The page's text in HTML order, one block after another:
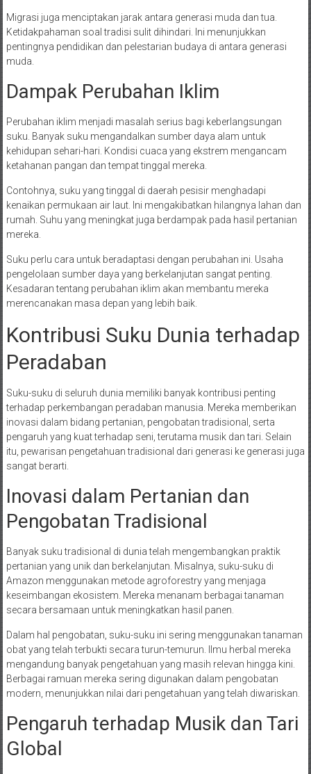
Migrasi juga menciptakan jarak antara generasi muda dan tua.
Ketidakpahaman soal tradisi sulit dihindari. Ini menunjukkan
pentingnya pendidikan dan pelestarian budaya di antara generasi
muda.
Dampak Perubahan Iklim
Perubahan iklim menjadi masalah serius bagi keberlangsungan
suku. Banyak suku mengandalkan sumber daya alam untuk
kehidupan sehari-hari. Kondisi cuaca yang ekstrem mengancam
ketahanan pangan dan tempat tinggal mereka.
Contohnya, suku yang tinggal di daerah pesisir menghadapi
kenaikan permukaan air laut. Ini mengakibatkan hilangnya lahan dan
rumah. Suhu yang meningkat juga berdampak pada hasil pertanian
mereka.
Suku perlu cara untuk beradaptasi dengan perubahan ini. Usaha
pengelolaan sumber daya yang berkelanjutan sangat penting.
Kesadaran tentang perubahan iklim akan membantu mereka
merencanakan masa depan yang lebih baik.
Kontribusi Suku Dunia terhadap
Peradaban
Suku-suku di seluruh dunia memiliki banyak kontribusi penting
terhadap perkembangan peradaban manusia. Mereka memberikan
inovasi dalam bidang pertanian, pengobatan tradisional, serta
pengaruh yang kuat terhadap seni, terutama musik dan tari. Selain
itu, pewarisan pengetahuan tradisional dari generasi ke generasi juga
sangat berarti.
Inovasi dalam Pertanian dan
Pengobatan Tradisional
Banyak suku tradisional di dunia telah mengembangkan praktik
pertanian yang unik dan berkelanjutan. Misalnya, suku-suku di
Amazon menggunakan metode agroforestry yang menjaga
keseimbangan ekosistem. Mereka menanam berbagai tanaman
secara bersamaan untuk meningkatkan hasil panen.
Dalam hal pengobatan, suku-suku ini sering menggunakan tanaman
obat yang telah terbukti secara turun-temurun. Ilmu herbal mereka
mengandung banyak pengetahuan yang masih relevan hingga kini.
Berbagai ramuan mereka sering digunakan dalam pengobatan
modern, menunjukkan nilai dari pengetahuan yang telah diwariskan.
Pengaruh terhadap Musik dan Tari
Global